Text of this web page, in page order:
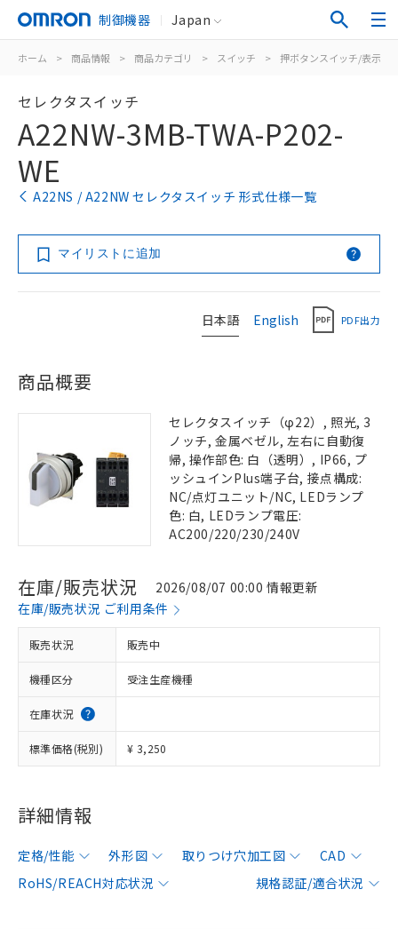
制御機器 Japan
ホーム > 商品情報 > 商品カテゴリ > スイッチ > 押ボタンスイッチ/表示灯
セレクタスイッチ
A22NW-3MB-TWA-P202-
WE
A22NS / A22NW セレクタスイッチ 形式仕様一覧
マイリストに追加
日本語 English PDF出力
商品概要
セレクタスイッチ（φ22）, 照光, 3
ノッチ, 金属ベゼル, 左右に自動復
帰, 操作部色: 白（透明）, IP66, プ
ッシュインPlus端子台, 接点構成:
NC/点灯ユニット/NC, LEDランプ
色: 白, LEDランプ電圧:
AC200/220/230/240V
在庫/販売状況
2026/08/07 00:00 情報更新
在庫/販売状況 ご利用条件
販売状況 販売中
機種区分 受注生産機種
在庫状況
標準価格(税別) ¥ 3,250
詳細情報
定格/性能 外形図 取りつけ穴加工図
CAD
RoHS/REACH対応状況
規格認証/適合状況